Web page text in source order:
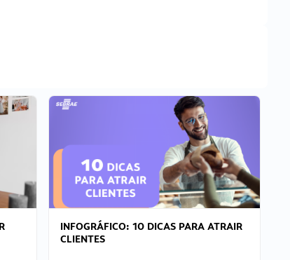
INFOGRÁFICO: 10 DICAS PARA ATRAIR
CLIENTES